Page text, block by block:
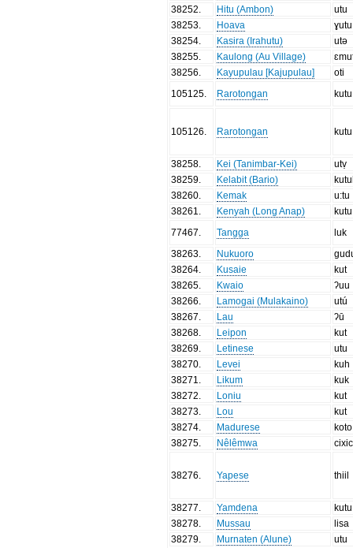
38252
Hitu (Ambon)
utu
38253
Hoava
ɣutu
38254
Kasira (Irahutu)
utə
38255
Kaulong (Au Village)
38256
Kayupulau [Kajupulau]
oti
105125
Rarotongan kutu
105126 Rarotongan
38258 Kei (Tanimbar-Kei)
utṿ
38259
Kelabit (Bario)
38260
Kemak
u:tu
38261
Kenyah (Long Anap)
kutu
77467
Tangga
luk
38263
Nukuoro
38264
Kusaie
kut
38265
Kwaio
ʔuu
38266
Lamogai (Mulakaino)
utú
38267
Lau
ʔū
38268
Leipon
kut
38269
Letinese
utu
38270
Levei
kuh
38271
Likum
kuk
38272
Loniu
kut
38273
Lou
kut
38274
Madurese
koto
38275
Nêlêmwa cixic
38276 Yapese thiil
38277 Yamdena
kutu
38278
Mussau
lisa
38279
Murnaten (Alune)
utu